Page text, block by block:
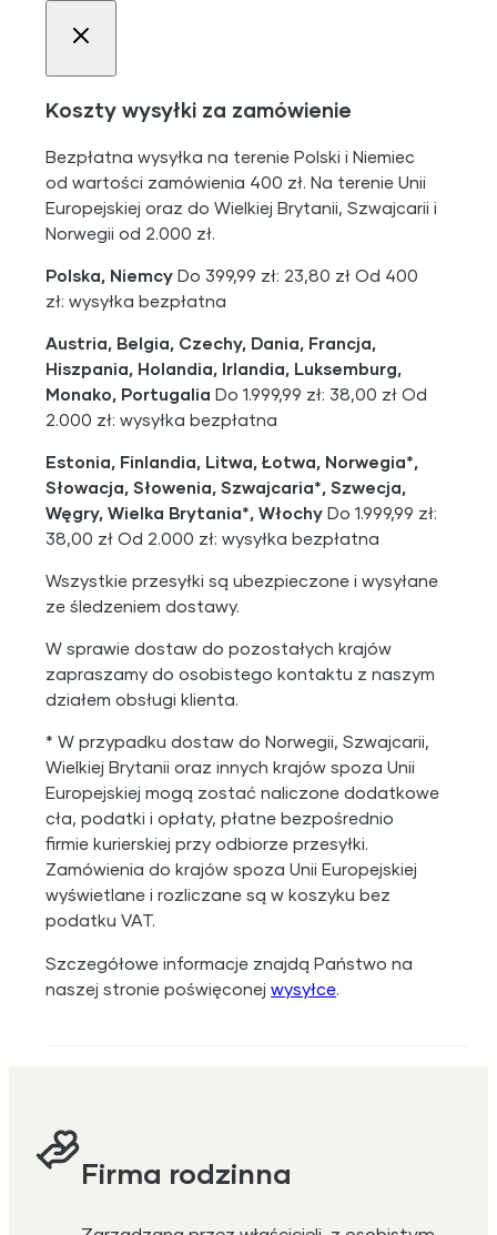
Koszty wysyłki za zamówienie
Bezpłatna wysyłka na terenie Polski i Niemiec
od wartości zamówienia 400 zł. Na terenie Unii
Europejskiej oraz do Wielkiej Brytanii, Szwajcarii i
Norwegii od 2.000 zł.
Polska, Niemcy Do 399,99 zł: 23,80 zł Od 400
zł: wysyłka bezpłatna
Austria, Belgia, Czechy, Dania, Francja,
Hiszpania, Holandia, Irlandia, Luksemburg,
Monako, Portugalia Do 1.999,99 zł: 38,00 zł Od
2.000 zł: wysyłka bezpłatna
Estonia, Finlandia, Litwa, Łotwa, Norwegia*,
Słowacja, Słowenia, Szwajcaria*, Szwecja,
Węgry, Wielka Brytania*, Włochy Do 1.999,99 zł:
38,00 zł Od 2.000 zł: wysyłka bezpłatna
Wszystkie przesyłki są ubezpieczone i wysyłane
ze śledzeniem dostawy.
W sprawie dostaw do pozostałych krajów
zapraszamy do osobistego kontaktu z naszym
działem obsługi klienta.
* W przypadku dostaw do Norwegii, Szwajcarii,
Wielkiej Brytanii oraz innych krajów spoza Unii
Europejskiej mogą zostać naliczone dodatkowe
cła, podatki i opłaty, płatne bezpośrednio
firmie kurierskiej przy odbiorze przesyłki.
Zamówienia do krajów spoza Unii Europejskiej
wyświetlane i rozliczane są w koszyku bez
podatku VAT.
Szczegółowe informacje znajdą Państwo na
naszej stronie poświęconejwysyłce
Firma rodzinna